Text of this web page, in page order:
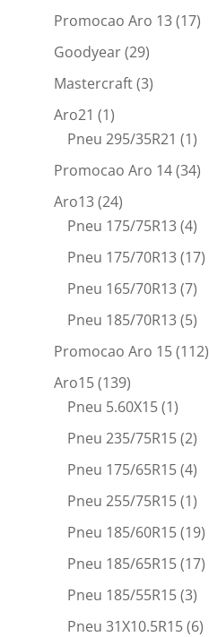
Promocao Aro 13(17)
Goodyear(29)
Mastercraft(3)
Aro21 (1)
Pneu 295/35R21 (1)
Promocao Aro 14(34)
Aro13(24)
Pneu 175/75R13(4)
Pneu 175/70R13(17)
Pneu 165/70R13(7)
Pneu 185/70R13(5)
Promocao Aro 15(112)
Aro15(139)
Pneu 5.60X15(1)
Pneu 235/75R15(2)
Pneu 175/65R15(4)
Pneu 255/75R15(1)
Pneu 185/60R15(19)
Pneu 185/65R15(17)
Pneu 185/55R15(3)
Pneu 31X10.5R15(6)